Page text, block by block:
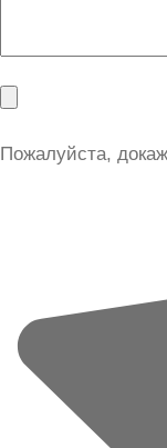
Пожалуйста,